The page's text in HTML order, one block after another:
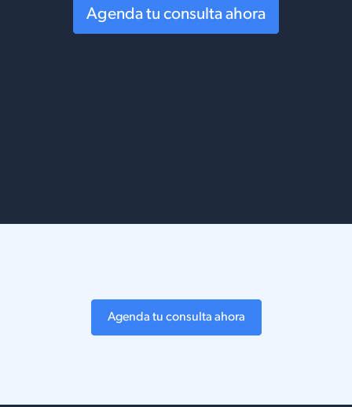
Agenda tu consulta ahora
Agenda tu consulta ahora